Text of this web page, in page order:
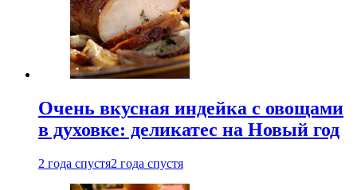
Очень вкусная индейка с овощами
в духовке: деликатес на Новый год
2 года спустя2 года спустя